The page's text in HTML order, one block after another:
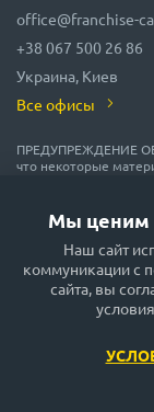
Мы ценим
Наш сайт
коммуникации с
сайта, вы
office@franchise-
+38 067 500 26 86
Украина, Киев
Все офисы
ПРЕДУПРЕЖДЕНИЕ
что некоторые
рекламы или
которые мы
гарантируются! В
сайта FRANCHISE
доходности никаких
возможных
Сайт FRANCHISE